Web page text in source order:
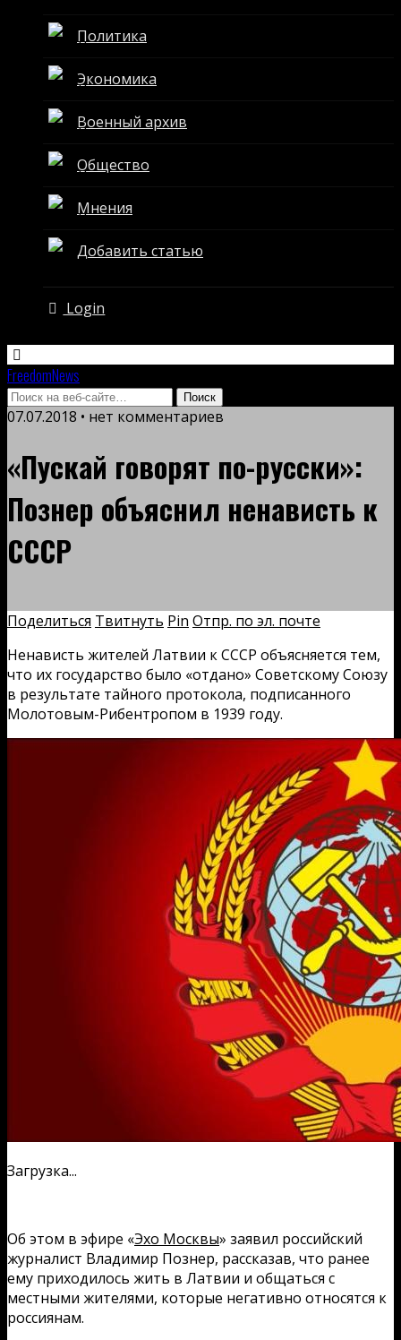
Политика
Экономика
Военный архив
Общество
Мнения
Добавить статью
Login
FreedomNews
07.07.2018 • нет комментариев
«Пускай говорят по-русски»:
Познер объяснил ненависть к
СССР
Поделиться Твитнуть Pin Отпр. по эл. почте
Ненависть жителей Латвии к СССР объясняется тем,
что их государство было «отдано» Советскому Союзу
в результате тайного протокола, подписанного
Молотовым-Рибентропом в 1939 году.
Загрузка...
Об этом в эфире «Эхо Москвы» заявил российский
журналист Владимир Познер, рассказав, что ранее
ему приходилось жить в Латвии и общаться с
местными жителями, которые негативно относятся к
россиянам.